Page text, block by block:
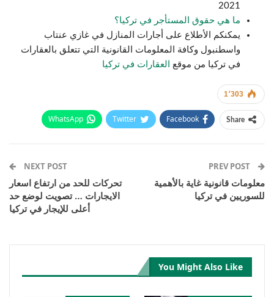
2021
ما هي حقوق المستأجر في تركيا؟
يمكنكم الأطلاع على أجارات المنازل في غازي عنتاب
واسطنبول وكافة المعلومات القانونية التي تتعلق بالعقارات
في تركيا من موقع
العقارات في تركيا
1٬303
Share
Facebook
Twitter
WhatsApp
معلومات قانونية غاية بالأهمية
للسوريين في تركيا
NEXT POST
تحركات للحد من ارتفاع اسعار
الايجارات … تصويت لوضع حد
أعلى للإيجار في تركيا
You Might Also Like